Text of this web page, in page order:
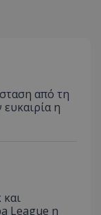
από τη
η
League η